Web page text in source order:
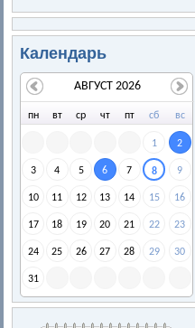
Календарь
пн вт ср чт пт сб вс
1 2
3 4 5 6 7 8 9
10 11 12 13 14 15 16
17 18 19 20 21 22 23
24 25 26 27 28 29 30
31
АВГУСТ 2026